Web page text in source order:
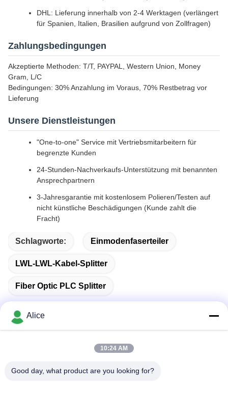
DHL: Lieferung innerhalb von 2-4 Werktagen (verlängert
für Spanien, Italien, Brasilien aufgrund von Zollfragen)
Zahlungsbedingungen
Akzeptierte Methoden: T/T, PAYPAL, Western Union, Money
Gram, L/C
Bedingungen: 30% Anzahlung im Voraus, 70% Restbetrag vor
Lieferung
Unsere Dienstleistungen
"One-to-one" Service mit Vertriebsmitarbeitern für
begrenzte Kunden
24-Stunden-Nachverkaufs-Unterstützung mit benannten
Ansprechpartnern
3-Jahresgarantie mit kostenlosem Polieren/Testen auf
nicht künstliche Beschädigungen (Kunde zahlt die
Fracht)
Schlagworte: Einmodenfaserteiler
LWL-LWL-Kabel-Splitter
Fiber Optic PLC Splitter
Schnelle Kontaktaufnahme
Anschrift
Alice
10:24 AM
Good day, what product are you looking for?